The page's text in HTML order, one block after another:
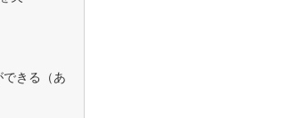
できる（あ